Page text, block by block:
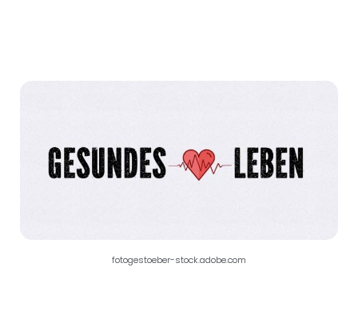
fotogestoeber-stock.adobe.com